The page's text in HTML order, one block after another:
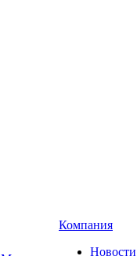
Компания
Новости